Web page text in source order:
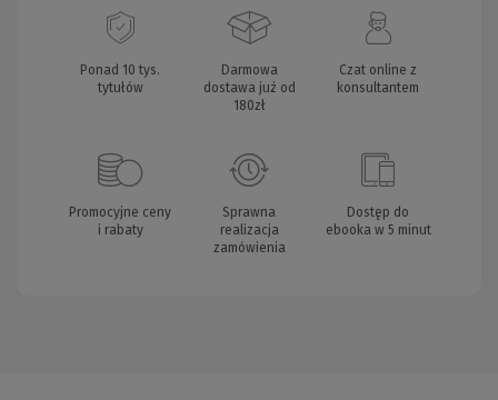
Ponad 10 tys.
tytułów
Darmowa
dostawa już od
180zł
Czat online z
konsultantem
Promocyjne ceny
i rabaty
Sprawna
realizacja
zamówienia
Dostęp do
ebooka w 5 minut